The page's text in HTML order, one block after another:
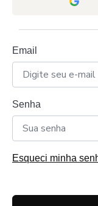
Email
Senha
Esqueci minha